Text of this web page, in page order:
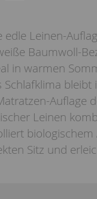
edle Leinen-
Baumwoll-
in warmen
bleibt
Auflage
Leinen
biologischem
Sitz und